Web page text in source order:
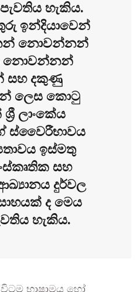
පැවතිය හැකිය.
ඉන්දියාවෙන්
නොවන්නන්
නොවන්නන්
සහ දකුණු
ලෙස කොටු
ලාංකේය
ස්වෛරීභාවය
ඉස්මතු
සහ
දුර්වල
ද මෙය
හැකිය.
භාෂාමය හෝ